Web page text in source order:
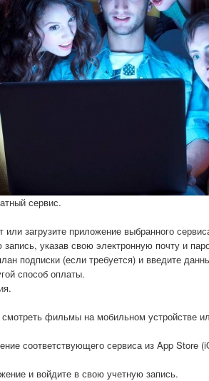
сервис.
загрузите приложение выбранного
указав свою электронную почту и
подписки (если требуется) и введите
способ оплаты.
фильмы на мобильном устройстве
соответствующего сервиса из App Store
и войдите в свою учетную запись.